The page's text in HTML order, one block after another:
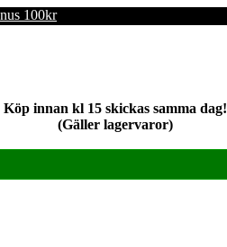
100kr
Köp innan kl 15 skickas samma dag!
(Gäller lagervaror)